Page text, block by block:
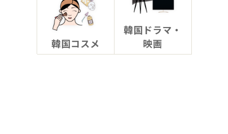
韓国コスメ
韓国ドラマ・
映画